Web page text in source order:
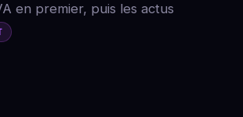
en premier, puis les actus